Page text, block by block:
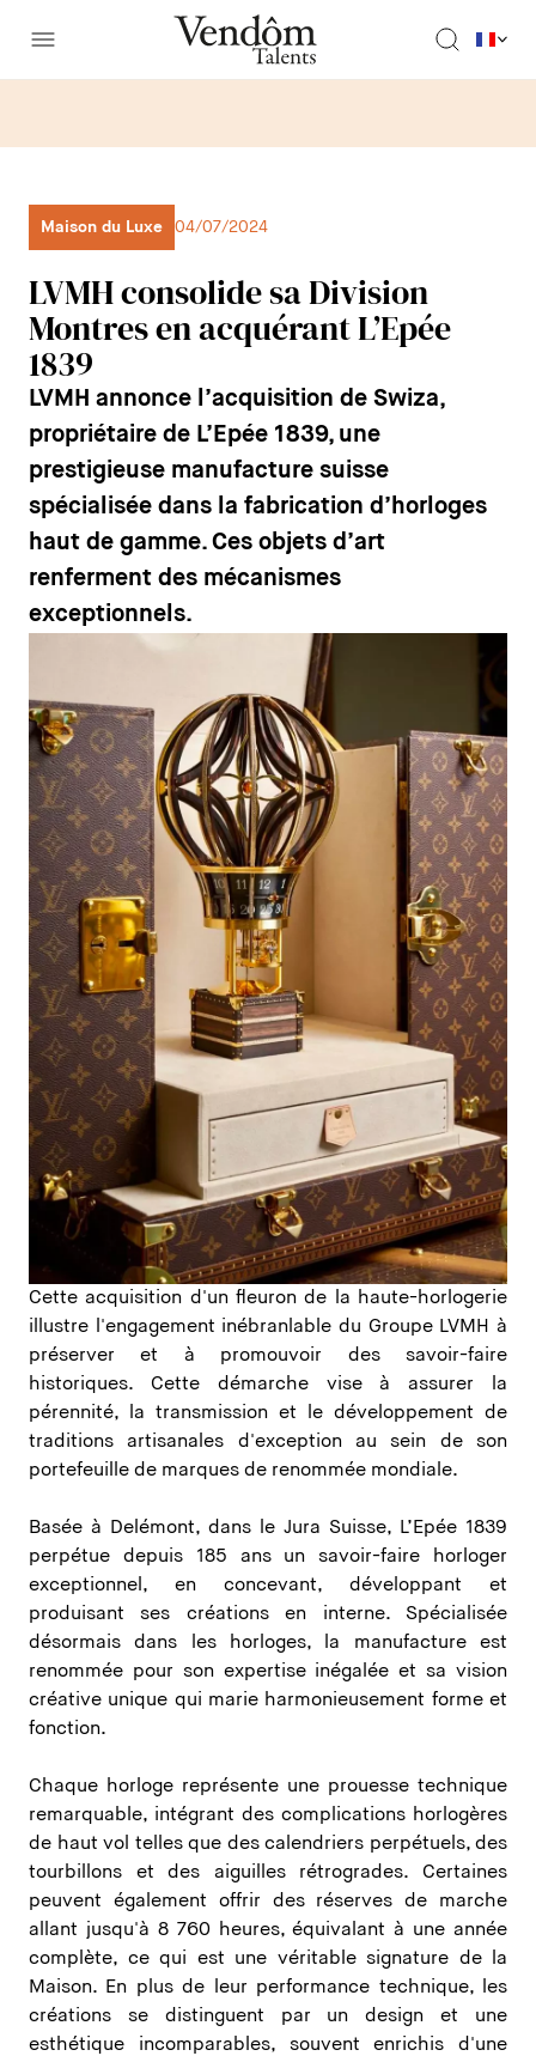
Maison du Luxe 04/07/2024
LVMH consolide sa Division
Montres en acquérant L’Epée
1839
LVMH annonce l’acquisition de Swiza,
propriétaire de L’Epée 1839, une
prestigieuse manufacture suisse
spécialisée dans la fabrication d’horloges
haut de gamme. Ces objets d’art
renferment des mécanismes
exceptionnels.
Cette acquisition d'un fleuron de la haute-horlogerie
illustre l'engagement inébranlable du Groupe LVMH à
préserver et à promouvoir des savoir-faire
historiques. Cette démarche vise à assurer la
pérennité, la transmission et le développement de
traditions artisanales d'exception au sein de son
portefeuille de marques de renommée mondiale.
Basée à Delémont, dans le Jura Suisse, L’Epée 1839
perpétue depuis 185 ans un savoir-faire horloger
exceptionnel, en concevant, développant et
produisant ses créations en interne. Spécialisée
désormais dans les horloges, la manufacture est
renommée pour son expertise inégalée et sa vision
créative unique qui marie harmonieusement forme et
fonction.
Chaque horloge représente une prouesse technique
remarquable, intégrant des complications horlogères
de haut vol telles que des calendriers perpétuels, des
tourbillons et des aiguilles rétrogrades. Certaines
peuvent également offrir des réserves de marche
allant jusqu'à 8 760 heures, équivalant à une année
complète, ce qui est une véritable signature de la
Maison. En plus de leur performance technique, les
créations se distinguent par un design et une
esthétique incomparables, souvent enrichis d'une